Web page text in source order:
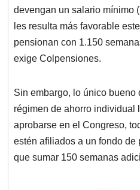
devengan un salario mínimo
les resulta más favorable
pensionan con 1.150
exige Colpensiones.
Sin embargo, lo único bueno
régimen de ahorro individual
aprobarse en el Congreso,
estén afiliados a un fondo de
que sumar 150 semanas